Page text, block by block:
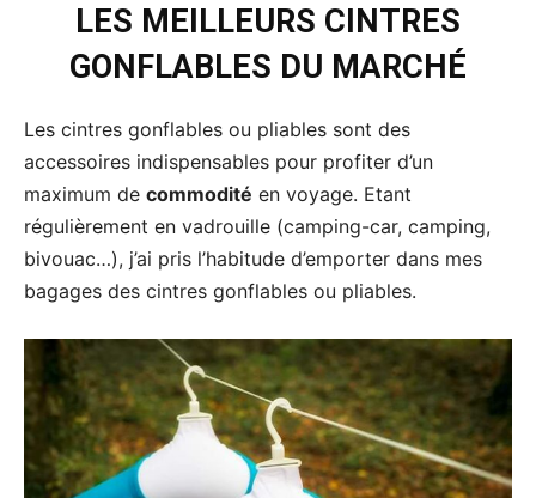
LES MEILLEURS CINTRES
GONFLABLES DU MARCHÉ
Les cintres gonflables ou pliables sont des
accessoires indispensables pour profiter d’un
maximum de commodité en voyage. Etant
régulièrement en vadrouille (camping-car, camping,
bivouac…), j’ai pris l’habitude d’emporter dans mes
bagages des cintres gonflables ou pliables.